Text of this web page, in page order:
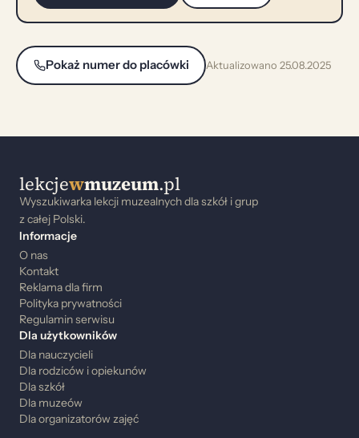
Pokaż numer do placówki Aktualizowano 25.08.2025
lekcjewmuzeum.pl
Wyszukiwarka lekcji muzealnych dla szkół i grup
z całej Polski.
Informacje
O nas
Kontakt
Reklama dla firm
Polityka prywatności
Regulamin serwisu
Dla użytkowników
Dla nauczycieli
Dla rodziców i opiekunów
Dla szkół
Dla muzeów
Dla organizatorów zajęć